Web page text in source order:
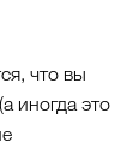
что вы
иногда это